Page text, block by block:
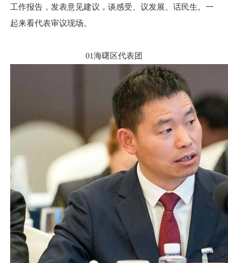
工作报告，发表意见建议，谈感受、议发展、话民生。一
起来看代表审议现场。
01海曙区代表团